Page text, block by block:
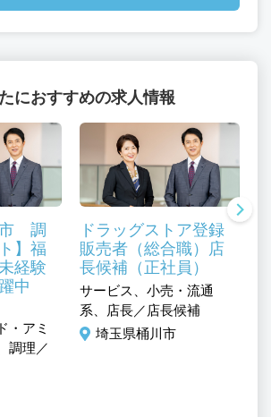
におすすめの求人情報
市 調
】福
経験
中
・アミ
調理／
ドラッグストア登録
販売者（総合職）店
長候補（正社員）
サービス、小売・流通
系、店長／店長候補
埼玉県桶川市